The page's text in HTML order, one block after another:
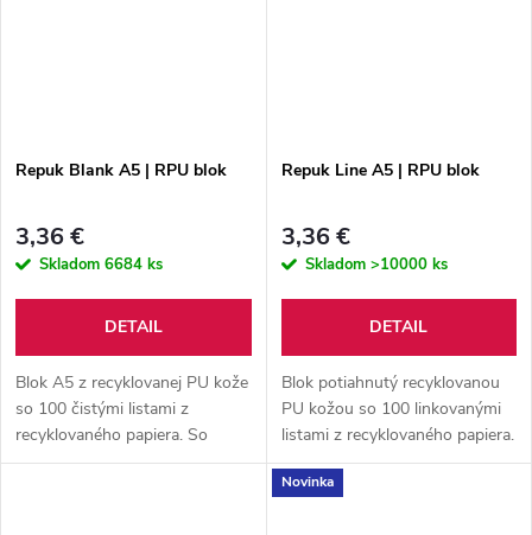
Repuk Blank A5 | RPU blok
3,36 €
Skladom 6684 ks
DETAIL
Blok A5 z recyklovanej PU kože
so 100 čistými listami z
recyklovaného papiera. So
záložkou v zodpovedajúcej
Repuk Line A5 | RPU blok
3,36 €
Skladom >10000 ks
DETAIL
Blok potiahnutý recyklovanou
PU kožou so 100 linkovanými
listami z recyklovaného papiera.
So záložkou v zodpovedajúcej
farbe a gumičkou. Veľkosť A5.
Novinka